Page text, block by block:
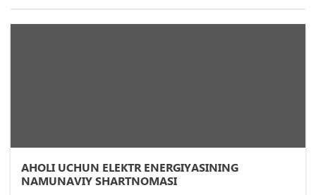
AHOLI UCHUN ELEKTR ENERGIYASINING
NAMUNAVIY SHARTNOMASI